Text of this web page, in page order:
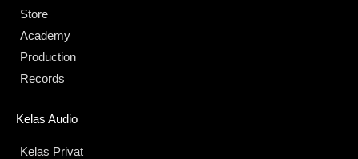
Store
Academy
Production
Records
Kelas Audio
Kelas Privat